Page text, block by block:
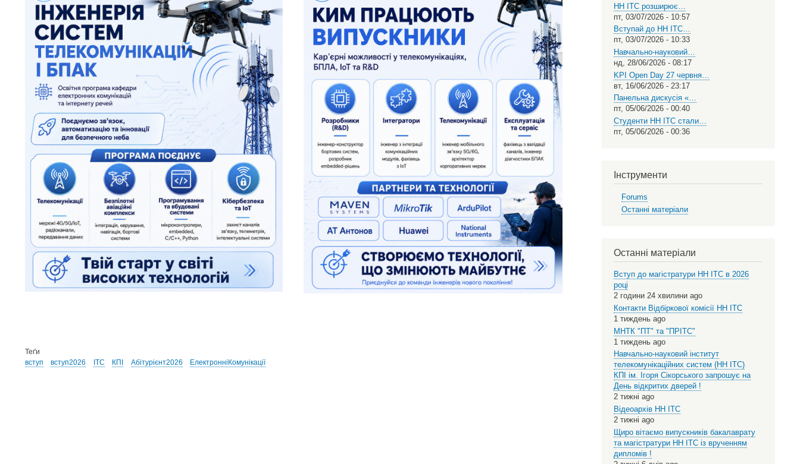
Теґи
вступ
вступ2026 ІТС КПІ Абітурієнт2026 ЕлектронніКомунікації
НН ІТС розширює…
пт, 03/07/2026 - 10:57
Вступай до НН ІТС…
пт, 03/07/2026 - 10:33
Навчально-науковий…
нд, 28/06/2026 - 08:17
KPI Open Day 27 червня…
вт, 16/06/2026 - 23:17
Панельна дискусія «…
пт, 05/06/2026 - 00:40
Студенти НН ІТС стали…
пт, 05/06/2026 - 00:36
Інструменти
Forums
Останні матеріали
Останні матеріали
Вступ до магістратури НН ІТС в 2026
році
2 години 24 хвилини ago
Контакти Відбіркової комісії НН ІТС
1 тиждень ago
МНТК "ПТ" та "ПРІТС"
1 тиждень ago
Навчально-науковий інститут
телекомунікаційних систем (НН ІТС)
КПІ ім. Ігоря Сікорського запрошує на
День відкритих дверей !
2 тижні ago
Відеоархів НН ІТС
2 тижні ago
Щиро вітаємо випускників бакалаврату
та магістратури НН ІТС із врученням
дипломів !